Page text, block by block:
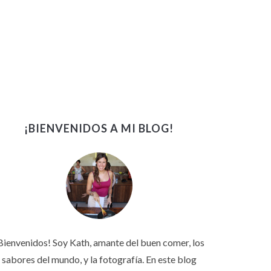
¡BIENVENIDOS A MI BLOG!
Soy Kath, amante del buen comer, los
sabores del mundo, y la fotografía. En este blog